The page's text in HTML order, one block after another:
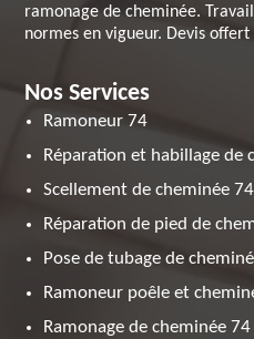
ramonage de cheminée.
normes en vigueur. Devis offert
Nos Services
Ramoneur 74
Réparation et habillage de
Scellement de cheminée 74
Réparation de pied de
Pose de tubage de
Ramoneur poêle et
Ramonage de cheminée 74